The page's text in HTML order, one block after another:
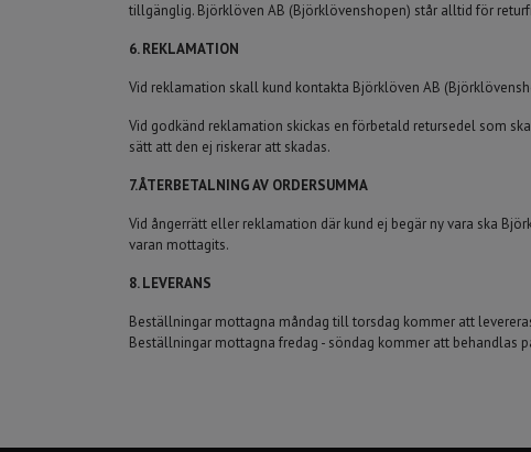
tillgänglig. Björklöven AB (Björklövenshopen) står alltid för
6. REKLAMATION
Vid reklamation skall kund kontakta Björklöven AB
Vid godkänd reklamation skickas en förbetald retursedel som
sätt att den ej riskerar att skadas.
7. ÅTERBETALNING AV ORDERSUMMA
Vid ångerrätt eller reklamation där kund ej begär ny vara ska
varan mottagits.
8. LEVERANS
Beställningar mottagna måndag till torsdag kommer att
Beställningar mottagna fredag - söndag kommer att behandlas